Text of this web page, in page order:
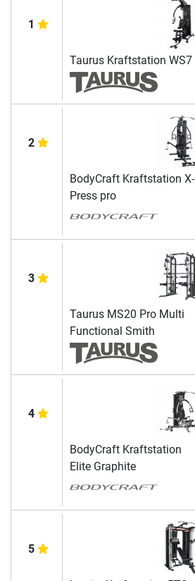
1
Taurus Kraftstation WS7
2
BodyCraft Kraftstation X-
Press pro
3
Taurus MS20 Pro Multi
Functional Smith
4
BodyCraft Kraftstation
Elite Graphite
5